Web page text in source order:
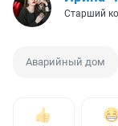
Старший
Аварийный дом